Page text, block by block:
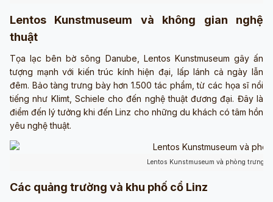
Lentos Kunstmuseum và không gian nghệ
thuật
Tọa lạc bên bờ sông Danube, Lentos Kunstmuseum gây ấn
tượng mạnh với kiến trúc kính hiện đại, lấp lánh cả ngày lẫn
đêm. Bảo tàng trưng bày hơn 1.500 tác phẩm, từ các họa sĩ nổi
tiếng như Klimt, Schiele cho đến nghệ thuật đương đại. Đây là
điểm đến lý tưởng khi đến Linz cho những du khách có tâm hồn
yêu nghệ thuật.
Lentos Kunstmuseum và phòng trưng
Các quảng trường và khu phố cổ Linz